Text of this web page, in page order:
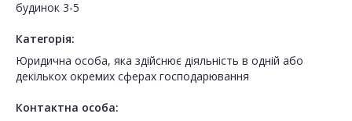
будинок 3-5
Категорія:
Юридична особа, яка здійснює діяльність в одній або
декількох окремих сферах господарювання
Контактна особа: